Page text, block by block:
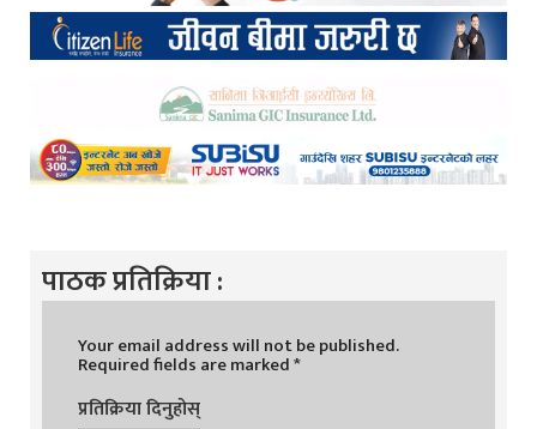
पाठक प्रतिक्रिया :
Your email address will not be published.
Required fields are marked*
प्रतिक्रिया दिनुहोस्